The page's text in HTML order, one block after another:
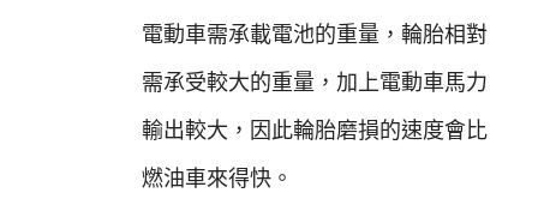
電動車需承載電池的重量，輪胎相對
需承受較大的重量，加上電動車馬力
輸出較大，因此輪胎磨損的速度會比
燃油車來得快。